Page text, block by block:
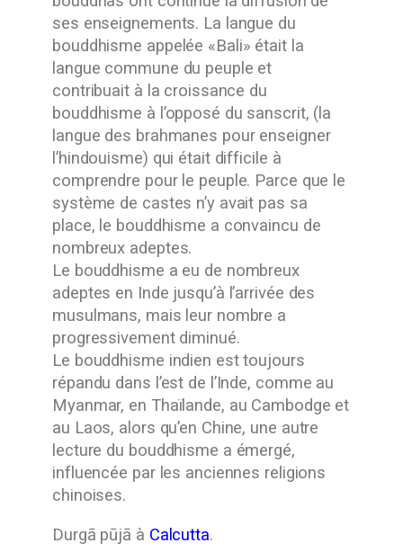
ses enseignements. La langue du
bouddhisme appelée «Bali» était la
langue commune du peuple et
contribuait à la croissance du
bouddhisme à l’opposé du sanscrit, (la
langue des brahmanes pour enseigner
l’hindouisme) qui était difficile à
comprendre pour le peuple. Parce que le
système de castes n’y avait pas sa
place, le bouddhisme a convaincu de
nombreux adeptes.
Le bouddhisme a eu de nombreux
adeptes en Inde jusqu’à l’arrivée des
musulmans, mais leur nombre a
progressivement diminué.
Le bouddhisme indien est toujours
répandu dans l’est de l’Inde, comme au
Myanmar, en Thaïlande, au Cambodge et
au Laos, alors qu’en Chine, une autre
lecture du bouddhisme a émergé,
influencée par les anciennes religions
chinoises.
Durgā pūjā à Calcutta.